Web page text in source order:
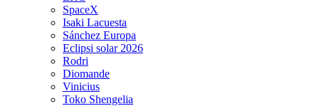
SpaceX
Isaki Lacuesta
Sánchez Europa
Eclipsi solar 2026
Rodri
Diomande
Vinicius
Toko Shengelia